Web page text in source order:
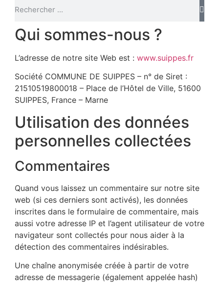
Qui sommes-nous ?
L’adresse de notre site Web est : www.suippes.fr
Société COMMUNE DE SUIPPES – n° de Siret :
21510519800018 – Place de l’Hôtel de Ville, 51600
SUIPPES, France – Marne
Utilisation des données
personnelles collectées
Commentaires
Quand vous laissez un commentaire sur notre site
web (si ces derniers sont activés), les données
inscrites dans le formulaire de commentaire, mais
aussi votre adresse IP et l’agent utilisateur de votre
navigateur sont collectés pour nous aider à la
détection des commentaires indésirables.
Une chaîne anonymisée créée à partir de votre
adresse de messagerie (également appelée hash)